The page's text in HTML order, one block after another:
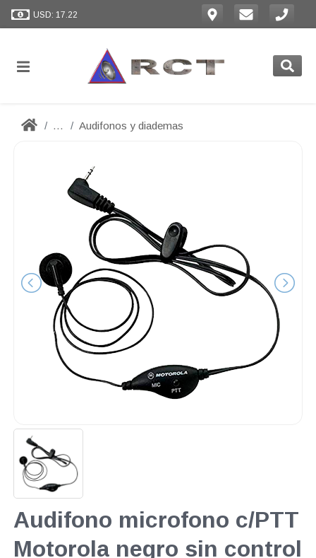
USD: 17.22
... Audifonos y diademas
Audifono microfono c/PTT
Motorola negro sin control